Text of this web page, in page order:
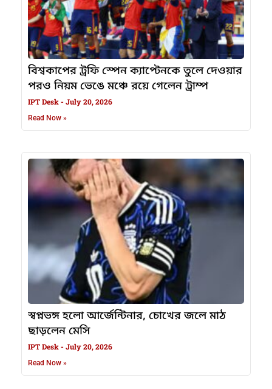
বিশ্বকাপের ট্রফি স্পেন ক্যাপ্টেনকে তুলে দেওয়ার
পরও নিয়ম ভেঙে মঞ্চে রয়ে গেলেন ট্রাম্প
IPT Desk July 20, 2026
Read Now »
স্বপ্নভঙ্গ হলো আর্জেন্টিনার, চোখের জলে মাঠ
ছাড়লেন মেসি
IPT Desk July 20, 2026
Read Now »